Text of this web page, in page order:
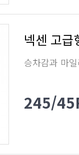
넥센 고급
승차감과 마
245/